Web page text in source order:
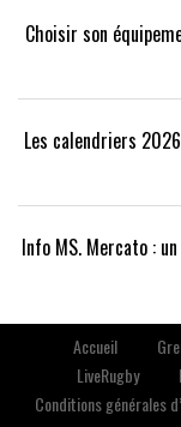
Choisir son
Les calendriers
Info MS. Mercato :
Accueil
LiveRugby
Conditions générales